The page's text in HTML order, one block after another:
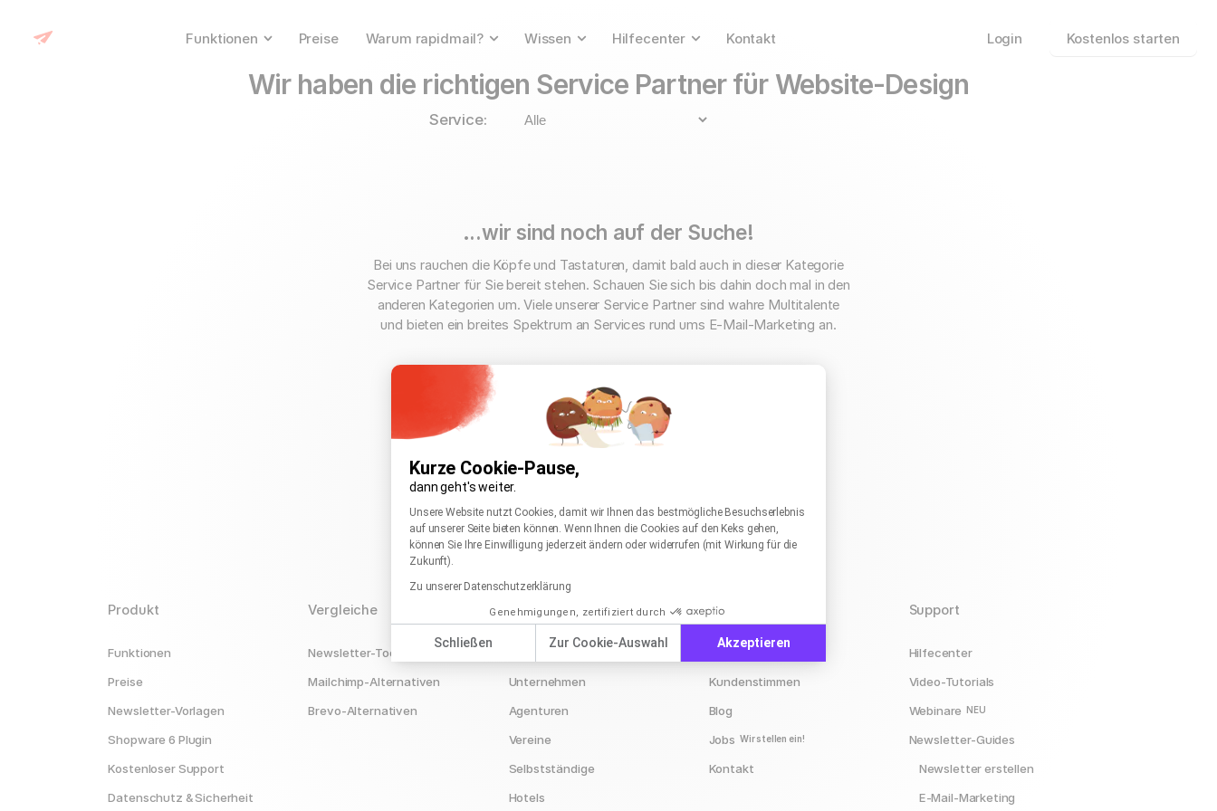
Kurze Cookie-Pause,
dann geht's weiter.
Einwilligungsmanagementplattform: Passen Sie Ihre Optionen an
Unsere Website nutzt Cookies, damit wir Ihnen das bestmögliche Besuchserlebnis
auf unserer Seite bieten können. Wenn Ihnen die Cookies auf den Keks gehen,
können Sie Ihre Einwilligung jederzeit ändern oder widerrufen (mit Wirkung für die
Zukunft).
Zu unserer Datenschutzerklärung
Genehmigungen, zertifiziert durch
Schließen Zur Cookie-Auswahl Akzeptieren
Axeptio consent
Funktionen Preise Warum rapidmail? Wissen Hilfecenter Kontakt Login Kostenlos starten
Wir haben die richtigen Service Partner für Website-Design
Service:
…wir sind noch auf der Suche!
Bei uns rauchen die Köpfe und Tastaturen, damit bald auch in dieser Kategorie
Service Partner für Sie bereit stehen. Schauen Sie sich bis dahin doch mal in den
anderen Kategorien um. Viele unserer Service Partner sind wahre Multitalente
und bieten ein breites Spektrum an Services rund ums E-Mail-Marketing an.
Produkt
Funktionen
Preise
Newsletter-Vorlagen
Shopware 6 Plugin
Kostenloser Support
Datenschutz & Sicherheit
Vergleiche
Newsletter-Tools
Mailchimp-Alternativen
Brevo-Alternativen
rapidmail für
Unternehmen
Agenturen
Vereine
Selbstständige
Hotels
Unternehmen
Über uns
Kundenstimmen
Blog
Jobs Wir stellen ein!
Kontakt
Support
Hilfecenter
Video-Tutorials
Webinare NEU
Newsletter-Guides
Newsletter erstellen
E-Mail-Marketing